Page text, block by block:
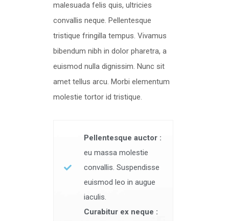
malesuada felis quis, ultricies
convallis neque. Pellentesque
tristique fringilla tempus. Vivamus
bibendum nibh in dolor pharetra, a
euismod nulla dignissim. Nunc sit
amet tellus arcu. Morbi elementum
molestie tortor id tristique.
Pellentesque auctor :
eu massa molestie
convallis. Suspendisse
euismod leo in augue
iaculis.
Curabitur ex neque :